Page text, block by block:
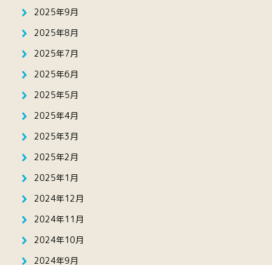
2025年9月
2025年8月
2025年7月
2025年6月
2025年5月
2025年4月
2025年3月
2025年2月
2025年1月
2024年12月
2024年11月
2024年10月
2024年9月